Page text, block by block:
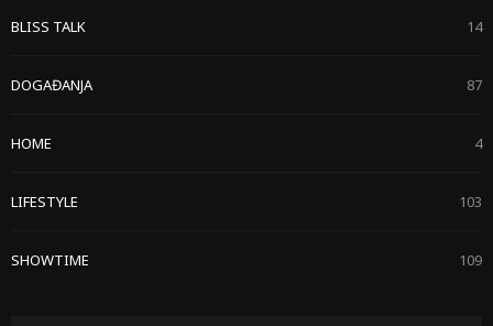
BLISS TALK 14
DOGAĐANJA 87
HOME 4
LIFESTYLE 103
SHOWTIME 109